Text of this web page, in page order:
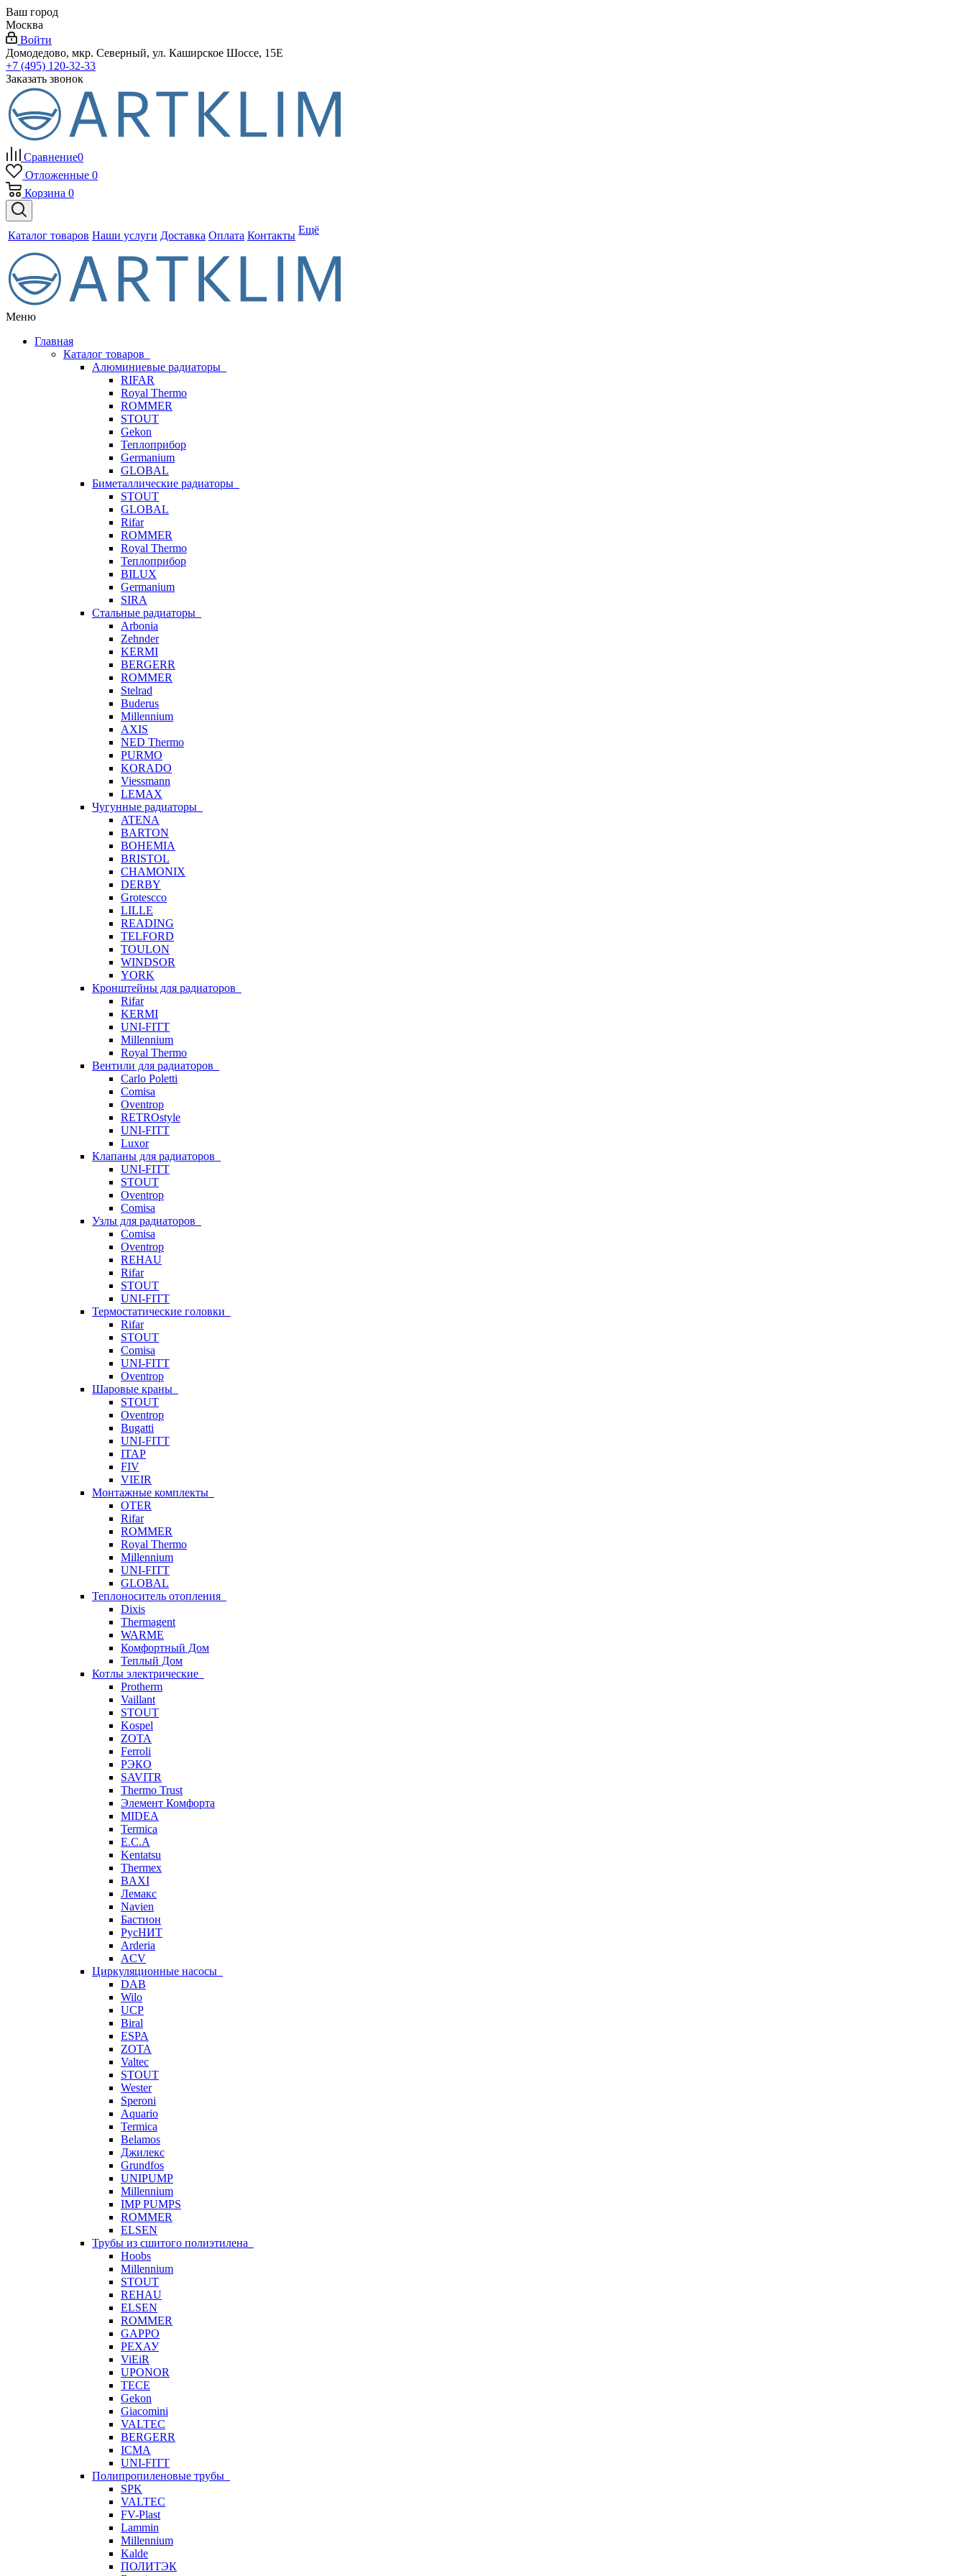
Ваш город
Москва
Войти
Домодедово, мкр. Северный, ул. Каширское Шоссе, 15Е
+7 (495) 120-32-33
Заказать звонок
Сравнение0
Отложенные 0
Корзина 0
Каталог товаров Наши услуги Доставка Оплата Контакты Ещё
Меню
Главная
Каталог товаров
Алюминиевые радиаторы
RIFAR
Royal Thermo
ROMMER
STOUT
Gekon
Теплоприбор
Germanium
GLOBAL
Биметаллические радиаторы
STOUT
GLOBAL
Rifar
ROMMER
Royal Thermo
Теплоприбор
BILUX
Germanium
SIRA
Стальные радиаторы
Arbonia
Zehnder
KERMI
BERGERR
ROMMER
Stelrad
Buderus
Millennium
AXIS
NED Thermo
PURMO
KORADO
Viessmann
LEMAX
Чугунные радиаторы
ATENA
BARTON
BOHEMIA
BRISTOL
CHAMONIX
DERBY
Grotescco
LILLE
READING
TELFORD
TOULON
WINDSOR
YORK
Кронштейны для радиаторов
Rifar
KERMI
UNI-FITT
Millennium
Royal Thermo
Вентили для радиаторов
Carlo Poletti
Comisa
Oventrop
RETROstyle
UNI-FITT
Luxor
Клапаны для радиаторов
UNI-FITT
STOUT
Oventrop
Comisa
Узлы для радиаторов
Comisa
Oventrop
REHAU
Rifar
STOUT
UNI-FITT
Термостатические головки
Rifar
STOUT
Comisa
UNI-FITT
Oventrop
Шаровые краны
STOUT
Oventrop
Bugatti
UNI-FITT
ITAP
FIV
VIEIR
Монтажные комплекты
OTER
Rifar
ROMMER
Royal Thermo
Millennium
UNI-FITT
GLOBAL
Теплоноситель отопления
Dixis
Thermagent
WARME
Комфортный Дом
Теплый Дом
Котлы электрические
Protherm
Vaillant
STOUT
Kospel
ZOTA
Ferroli
РЭКО
SAVITR
Thermo Trust
Элемент Комфорта
MIDEA
Termica
E.C.A
Kentatsu
Thermex
BAXI
Лемакс
Navien
Бастион
РусНИТ
Arderia
ACV
Циркуляционные насосы
DAB
Wilo
UCP
Biral
ESPA
ZOTA
Valtec
STOUT
Wester
Speroni
Aquario
Termica
Belamos
Джилекс
Grundfos
UNIPUMP
Millennium
IMP PUMPS
ROMMER
ELSEN
Трубы из сшитого полиэтилена
Hoobs
Millennium
STOUT
REHAU
ELSEN
ROMMER
GAPPO
РЕХАУ
ViEiR
UPONOR
TECE
Gekon
Giacomini
VALTEC
BERGERR
ICMA
UNI-FITT
Полипропиленовые трубы
SPK
VALTEC
FV-Plast
Lammin
Millennium
Kalde
ПОЛИТЭК